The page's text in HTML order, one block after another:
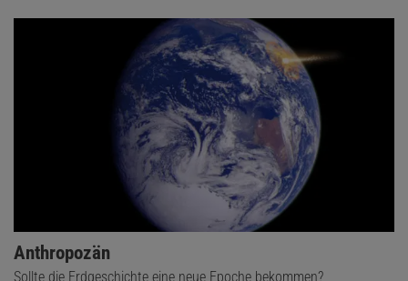
Anthropozän
Sollte die Erdgeschichte eine neue Epoche bekommen?